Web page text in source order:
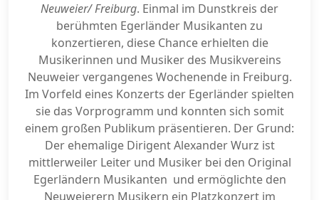
Neuweier/ Freiburg. Einmal im Dunstkreis der
berühmten Egerländer Musikanten zu
konzertieren, diese Chance erhielten die
Musikerinnen und Musiker des Musikvereins
Neuweier vergangenes Wochenende in Freiburg.
Im Vorfeld eines Konzerts der Egerländer spielten
sie das Vorprogramm und konnten sich somit
einem großen Publikum präsentieren. Der Grund:
Der ehemalige Dirigent Alexander Wurz ist
mittlerweiler Leiter und Musiker bei den Original
Egerländern Musikanten und ermöglichte den
Neuweierern Musikern ein Platzkonzert im